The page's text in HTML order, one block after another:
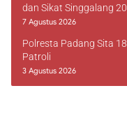
dan Sikat Singgalang
7 Agustus 2026
Polresta Padang Sita
Patroli
3 Agustus 2026